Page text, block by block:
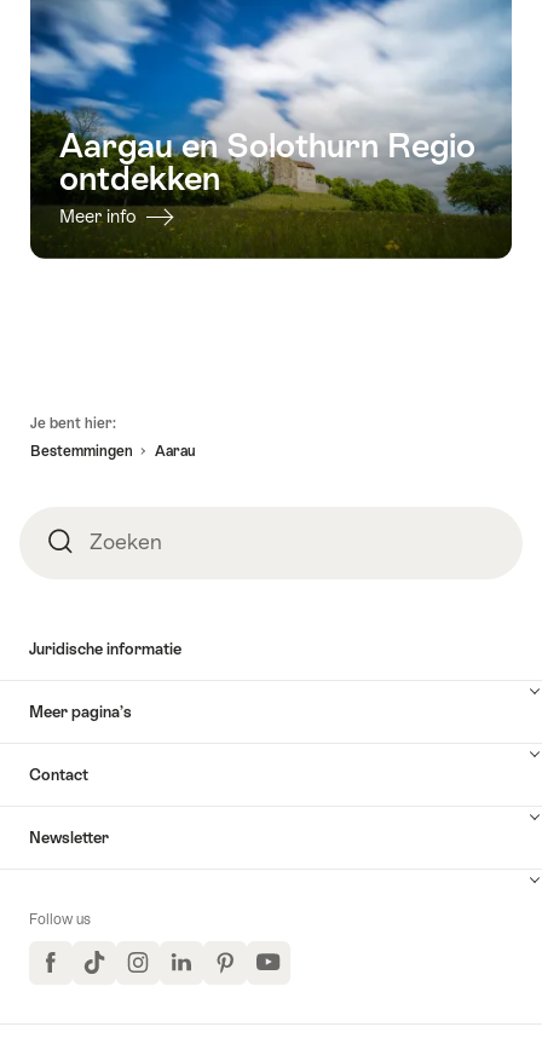
Aargau en Solothurn Regio
ontdekken
Meer info
Je bent hier:
Bestemmingen
Aarau
ZoekenZoeken
Juridische informatie
Meer pagina’s
Contact
Newsletter
Follow us
FacebookTikTokInstagramLinkedInPinterestYouTube